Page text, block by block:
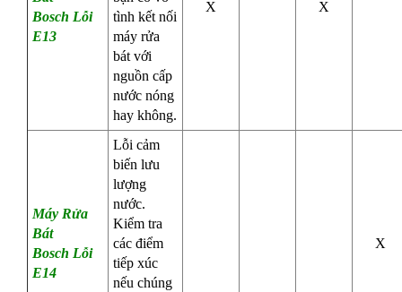
Bosch Lỗi
E13
tình kết nối
máy rửa
bát với
nguồn cấp
nước nóng
hay không.
X X
Máy Rửa
Bát
Bosch Lỗi
E14
Lỗi cảm
biến lưu
lượng
nước.
Kiểm tra
các điểm
tiếp xúc
nếu chúng
X